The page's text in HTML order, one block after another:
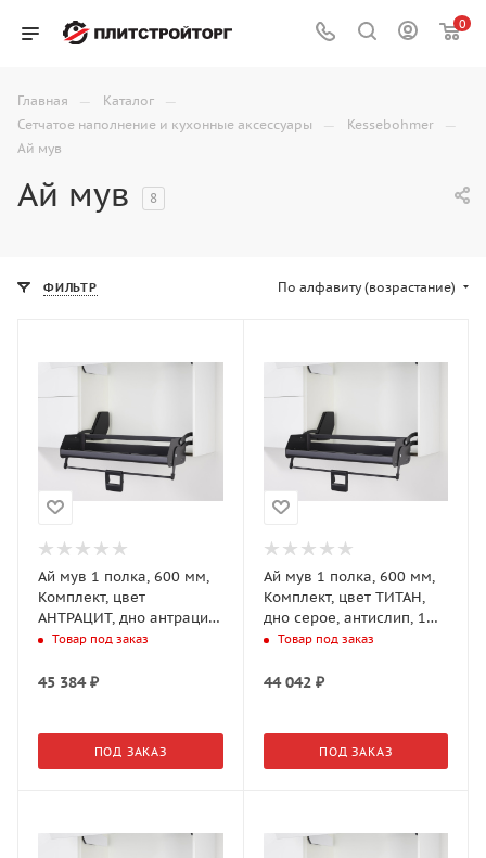
0
Главная — Каталог —
Сетчатое наполнение и кухонные аксессуары — Kessebohmer —
Ай мув
Ай мув 8
ФИЛЬТР По алфавиту (возрастание)
Ай мув 1 полка, 600 мм,
Комплект, цвет
АНТРАЦИТ, дно антрацит,
антислип, 1 уп.
Товар под заказ
45 384₽
ПОД ЗАКАЗ
Ай мув 1 полка, 600 мм,
Комплект, цвет ТИТАН,
дно серое, антислип, 1
уп. (0217020102)
Товар под заказ
44 042₽
ПОД ЗАКАЗ